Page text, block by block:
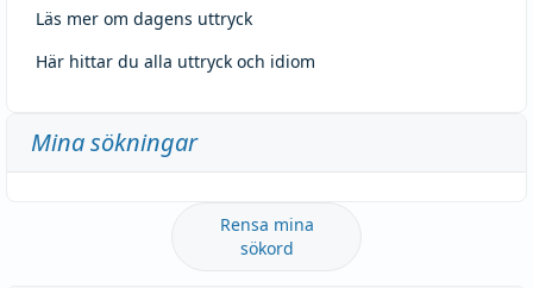
Läs mer om dagens uttryck
Här hittar du alla uttryck och idiom
Mina sökningar
Rensa mina
sökord